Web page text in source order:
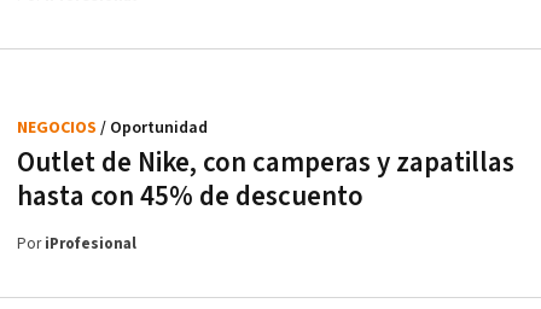
Outlet de Nike, con camperas y zapatillas
hasta con 45% de descuento
NEGOCIOS / Oportunidad
PoriProfesional